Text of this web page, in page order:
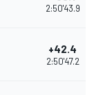
2:50'43.9
+42.4
2:50'47.2